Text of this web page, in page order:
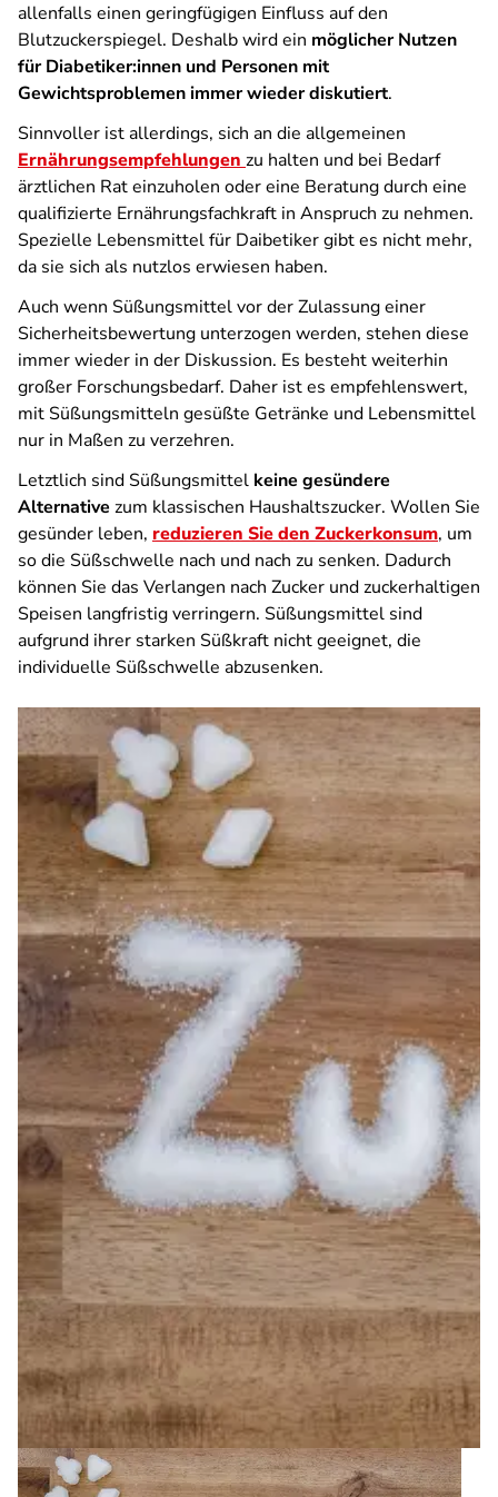
allenfalls einen geringfügigen Einfluss auf den
Blutzuckerspiegel. Deshalb wird ein möglicher Nutzen
für Diabetiker:innen und Personen mit
Gewichtsproblemen immer wieder diskutiert.
Sinnvoller ist allerdings, sich an die allgemeinen
Ernährungsempfehlungen zu halten und bei Bedarf
ärztlichen Rat einzuholen oder eine Beratung durch eine
qualifizierte Ernährungsfachkraft in Anspruch zu nehmen.
Spezielle Lebensmittel für Daibetiker gibt es nicht mehr,
da sie sich als nutzlos erwiesen haben.
Auch wenn Süßungsmittel vor der Zulassung einer
Sicherheitsbewertung unterzogen werden, stehen diese
immer wieder in der Diskussion. Es besteht weiterhin
großer Forschungsbedarf. Daher ist es empfehlenswert,
mit Süßungsmitteln gesüßte Getränke und Lebensmittel
nur in Maßen zu verzehren.
Letztlich sind Süßungsmittel keine gesündere
Alternative zum klassischen Haushaltszucker. Wollen Sie
gesünder leben, reduzieren Sie den Zuckerkonsum, um
so die Süßschwelle nach und nach zu senken. Dadurch
können Sie das Verlangen nach Zucker und zuckerhaltigen
Speisen langfristig verringern. Süßungsmittel sind
aufgrund ihrer starken Süßkraft nicht geeignet, die
individuelle Süßschwelle abzusenken.